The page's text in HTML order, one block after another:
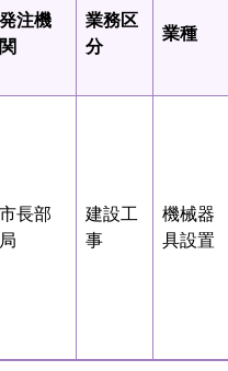
発注機
関
業務区
分
業種
市長部
局
建設工
事
機械器
具設置